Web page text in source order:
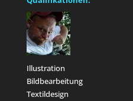
Illustration
Bildbearbeitung
Textildesign